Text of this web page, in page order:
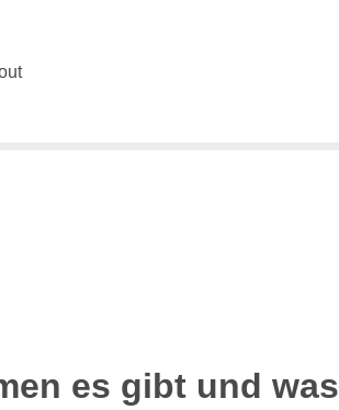
es gibt und was